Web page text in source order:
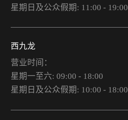
星期日及公众假期: 11:00 - 19:00
西九龙
营业时间：
星期一至六: 09:00 - 18:00
星期日及公众假期: 10:00 - 18:00